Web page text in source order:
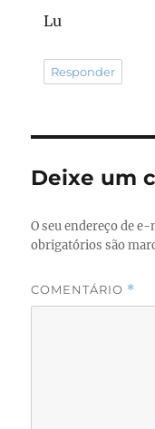
Lu
Responder
Deixe um
O seu endereço de
obrigatórios são
COMENTÁRIO *